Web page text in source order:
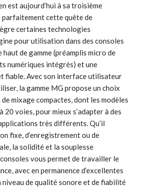
est aujourd’hui à sa troisième
cette quête de
certaines technologies
pour utilisation dans des consoles
de gamme (préamplis micro de
numériques intégrés) et une
fiable. Avec son interface utilisateur
la gamme MG propose un choix
mixage compactes, dont les modèles
20 voies, pour mieux s’adapter à des
très différents. Qu’il
fixe, d’enregistrement ou de
la solidité et la souplesse
vous permet de travailler le
avec en permanence d’excellentes
niveau de qualité sonore et de fiabilité